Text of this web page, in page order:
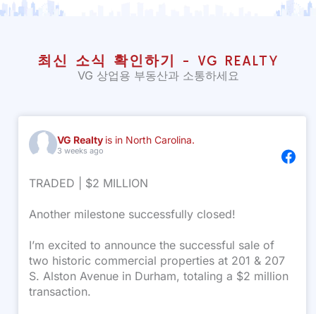
최신 소식 확인하기 - VG REALTY
VG 상업용 부동산과 소통하세요
VG Realty is in North Carolina.
3 weeks ago
TRADED | $2 MILLION
Another milestone successfully closed!
I’m excited to announce the successful sale of
two historic commercial properties at 201 & 207
S. Alston Avenue in Durham, totaling a $2 million
transaction.